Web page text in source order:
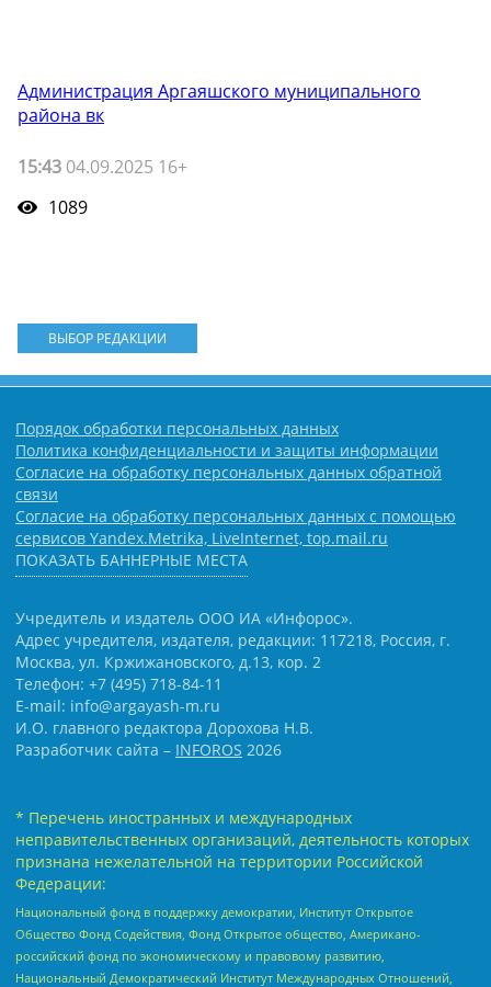
Администрация Аргаяшского муниципального
района вк
15:43 04.09.2025 16+
1089
ВЫБОР РЕДАКЦИИ
Порядок обработки персональных данных
Политика конфиденциальности и защиты информации
Согласие на обработку персональных данных обратной
связи
Согласие на обработку персональных данных с помощью
сервисов Yandex.Metrika, LiveInternet, top.mail.ru
ПОКАЗАТЬ БАННЕРНЫЕ МЕСТА
Учредитель и издатель ООО ИА «Инфорос».
Адрес учредителя, издателя, редакции: 117218, Россия, г.
Москва, ул. Кржижановского, д.13, кор. 2
Телефон: +7 (495) 718-84-11
E-mail: info@argayash-m.ru
И.О. главного редактора Дорохова Н.В.
Разработчик сайта – INFOROS 2026
* Перечень иностранных и международных
неправительственных организаций, деятельность которых
признана нежелательной на территории Российской
Федерации:
Национальный фонд в поддержку демократии, Институт Открытое
Общество Фонд Содействия, Фонд Открытое общество, Американо-
российский фонд по экономическому и правовому развитию,
Национальный Демократический Институт Международных Отношений,